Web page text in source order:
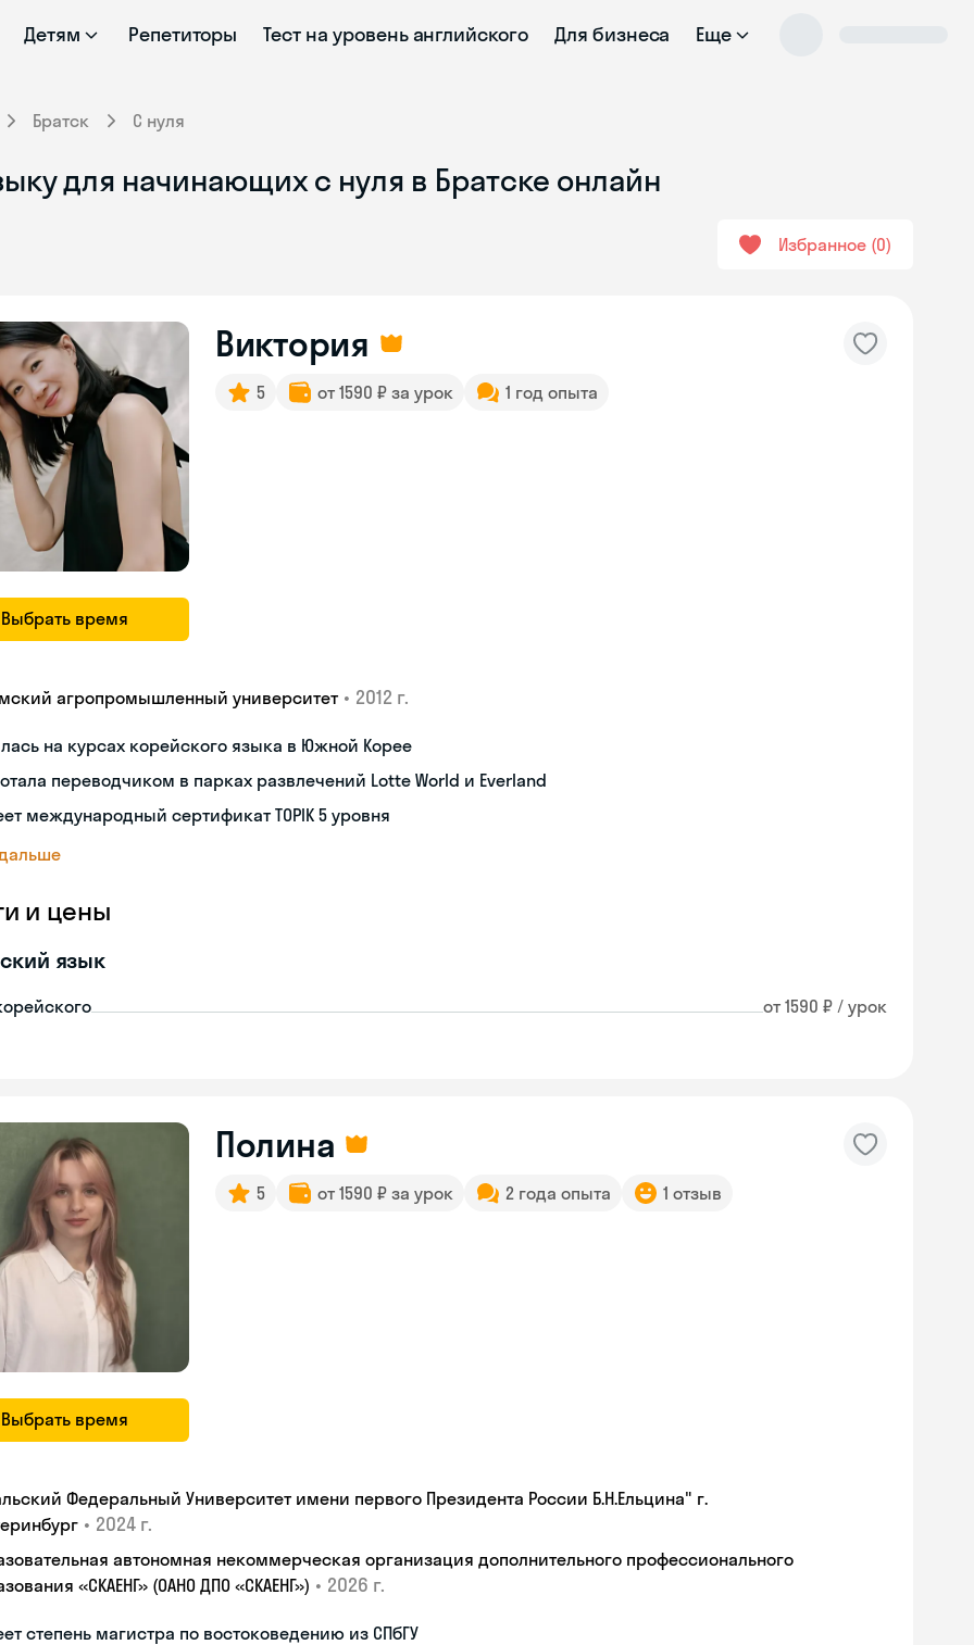
Детям Репетиторы Тест на уровень английского Для бизнеса Еще
Братск С нуля
для начинающих с нуля в Братске онлайн
Избранное 0
Выбрать время
Виктория
5 от 1590 ₽ за урок 1 год опыта
агропромышленный университет • 2012 г.
на курсах корейского языка в Южной Корее
переводчиком в парках развлечений Lotte World и Everland
международный сертификат TOPIK 5 уровня
и цены
язык
от 1590 ₽ / урок
Выбрать время
Полина
5 от 1590 ₽ за урок 2 года опыта 1 отзыв
Федеральный Университет имени первого Президента России Б.Н.Ельцина" г.
• 2024 г.
автономная некоммерческая организация дополнительного профессионального
«СКАЕНГ» (ОАНО ДПО «СКАЕНГ») • 2026 г.
степень магистра по востоковедению из СПбГУ